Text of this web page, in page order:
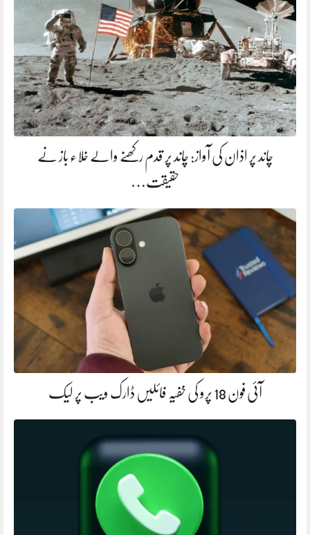
چاند پر اذان کی آواز: چاند پر قدم رکھنے والے خلاء باز نے
حقیقت…
آئی فون 18 پرو کی خفیہ فائلیں ڈارک ویب پر لیک